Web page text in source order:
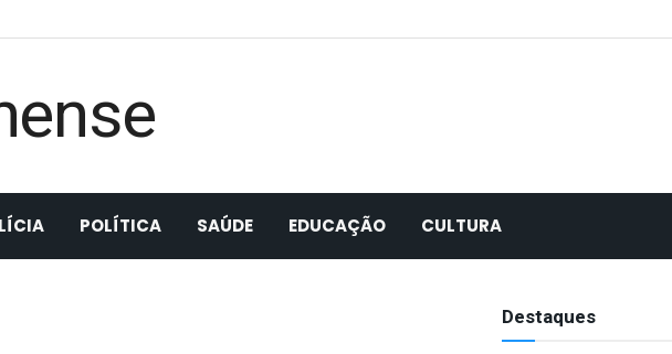
POLÍTICA SAÚDE EDUCAÇÃO CULTURA
Destaques